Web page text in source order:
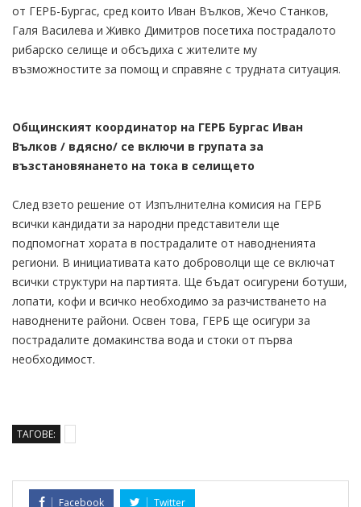
от ГЕРБ-Бургас, сред които Иван Вълков, Жечо Станков,
Галя Василева и Живко Димитров посетиха пострадалото
рибарско селище и обсъдиха с жителите му
възможностите за помощ и справяне с трудната ситуация.
Общинският координатор на ГЕРБ Бургас Иван
Вълков / вдясно/ се включи в групата за
възстановянането на тока в селището
След взето решение от Изпълнителна комисия на ГЕРБ
всички кандидати за народни представители ще
подпомогнат хората в пострадалите от наводненията
региони. В инициативата като доброволци ще се включат
всички структури на партията. Ще бъдат осигурени ботуши,
лопати, кофи и всичко необходимо за разчистването на
наводнените райони. Освен това, ГЕРБ ще осигури за
пострадалите домакинства вода и стоки от първа
необходимост.
ТАГОВЕ:
Facebook Twitter